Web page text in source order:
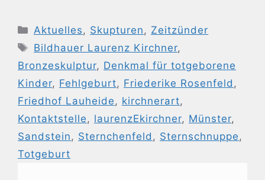
Kategorien
Aktuelles , Skupturen , Zeitzünder
Schlagwörter
Bildhauer Laurenz Kirchner,
Bronzeskulptur, Denkmal für totgeborene
Kinder, Fehlgeburt, Friederike Rosenfeld ,
Friedhof Lauheide , kirchnerart,
Kontaktstelle , laurenzEkirchner, Münster,
Sandstein , Sternchenfeld , Sternschnuppe ,
Totgeburt